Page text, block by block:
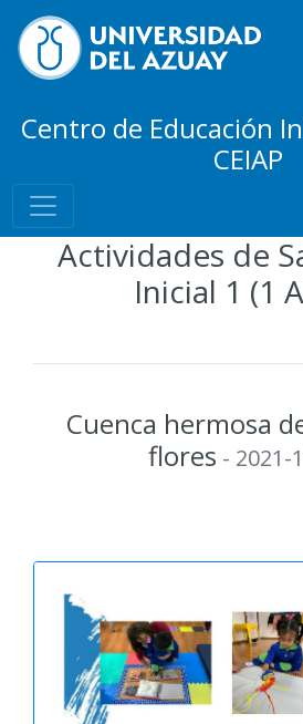
Centro de Educación
CEIAP
Actividades de
Inicial 1 (1
Cuenca hermosa
flores - 2021-